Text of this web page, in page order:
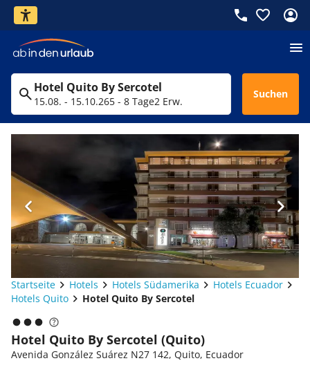
Hotel Quito By Sercotel
15.08. - 15.10.265 - 8 Tage2 Erw.
Suchen
Startseite Hotels Hotels Südamerika
Hotels Ecuador
Hotels Quito
Hotel Quito By Sercotel
Hotel Quito By Sercotel (Quito)
Avenida González Suárez N27 142, Quito, Ecuador